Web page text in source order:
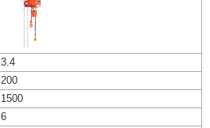
3.4
200
1500
6